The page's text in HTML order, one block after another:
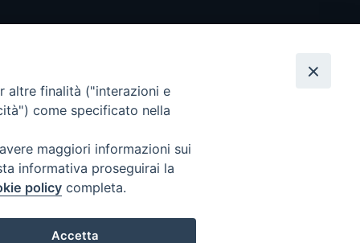
altre finalità ("interazioni e
come specificato nella
maggiori informazioni sui
informativa proseguirai la
policy completa.
Accetta